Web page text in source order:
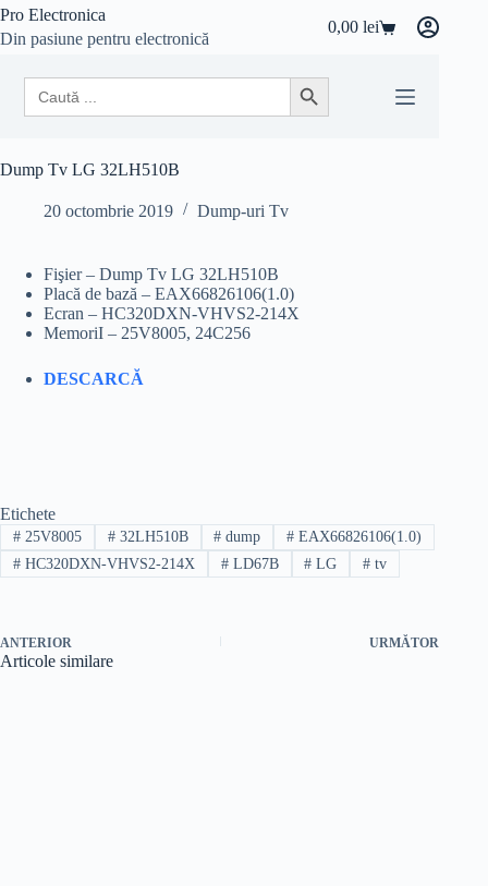
Sari
conținut
Pro Electronica
Din pasiune pentru electronică
Coș
cumpărături
0,00lei
Search
for:
Search Button
Dump Tv LG 32LH510B
20 octombrie 2019 Dump-uri Tv
Fişier – Dump Tv LG 32LH510B
Placă de bază – EAX66826106(1.0)
Ecran – HC320DXN-VHVS2-214X
MemoriI – 25V8005, 24C256
DESCARCĂ
Etichete
#25V8005 #32LH510B # dump # EAX66826106(1.0)
#HC320DXN-VHVS2-214X #LD67B # LG # tv
ANTERIOR URMĂTOR
Articole similare